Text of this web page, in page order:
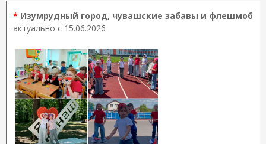
* Изумрудный город, чувашские забавы и флешмоб
актуально с 15.06.2026